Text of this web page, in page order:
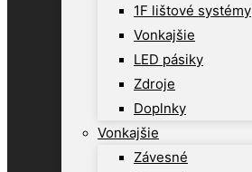
1F lištové systémy
Vonkajšie
LED pásiky
Zdroje
Doplnky
Vonkajšie
Závesné